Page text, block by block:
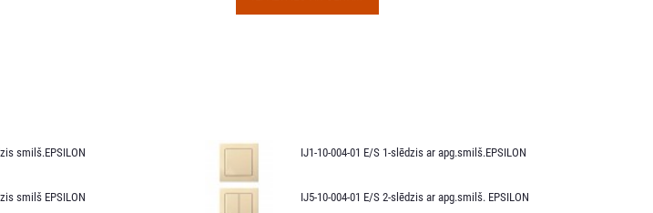
smilš.EPSILON IJ1-10-004-01 E/S 1-slēdzis ar apg.smilš.EPSILON
smilš EPSILON IJ5-10-004-01 E/S 2-slēdzis ar apg.smilš. EPSILON